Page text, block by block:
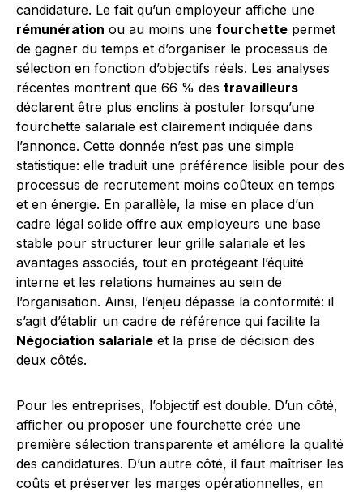
candidature. Le fait qu’un employeur affiche une
rémunération ou au moins une fourchette permet
de gagner du temps et d’organiser le processus de
sélection en fonction d’objectifs réels. Les analyses
récentes montrent que 66 % des travailleurs
déclarent être plus enclins à postuler lorsqu’une
fourchette salariale est clairement indiquée dans
l’annonce. Cette donnée n’est pas une simple
statistique: elle traduit une préférence lisible pour des
processus de recrutement moins coûteux en temps
et en énergie. En parallèle, la mise en place d’un
cadre légal solide offre aux employeurs une base
stable pour structurer leur grille salariale et les
avantages associés, tout en protégeant l’équité
interne et les relations humaines au sein de
l’organisation. Ainsi, l’enjeu dépasse la conformité: il
s’agit d’établir un cadre de référence qui facilite la
Négociation salariale et la prise de décision des
deux côtés.
Pour les entreprises, l’objectif est double. D’un côté,
afficher ou proposer une fourchette crée une
première sélection transparente et améliore la qualité
des candidatures. D’un autre côté, il faut maîtriser les
coûts et préserver les marges opérationnelles, en